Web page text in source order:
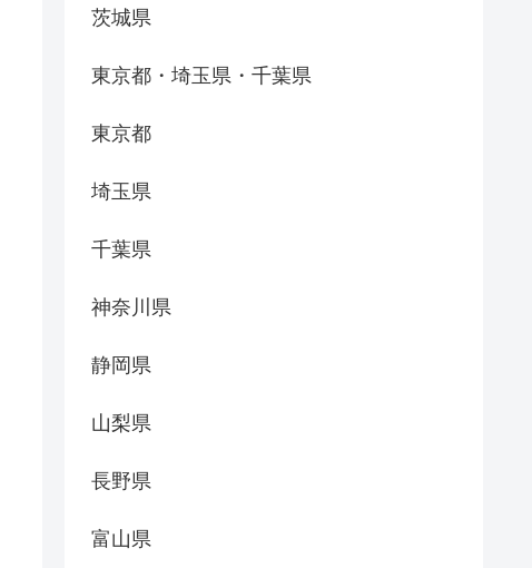
茨城県
東京都・埼玉県・千葉県
東京都
埼玉県
千葉県
神奈川県
静岡県
山梨県
長野県
富山県